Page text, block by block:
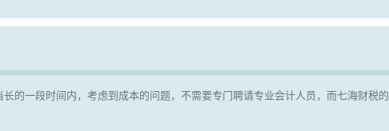
的一段时间内，考虑到成本的问题，不需要专门聘请专业会计人员，而七海财税